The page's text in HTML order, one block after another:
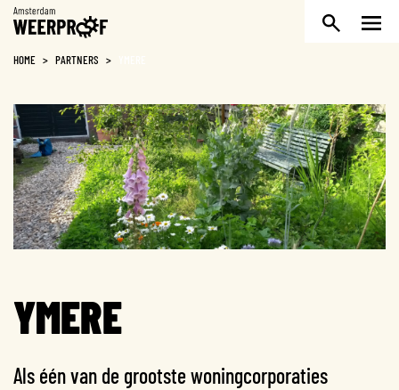
Weerproof
HOME > PARTNERS >
YMERE
Als één van de grootste woningcorporaties